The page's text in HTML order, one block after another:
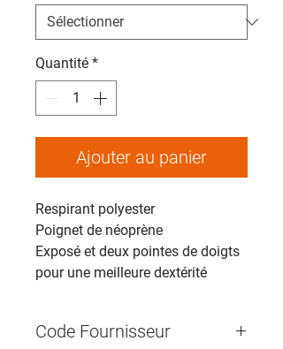
Quantité *
Ajouter au panier
Respirant polyester
Poignet de néoprène
Exposé et deux pointes de doigts
pour une meilleure dextérité
Code Fournisseur